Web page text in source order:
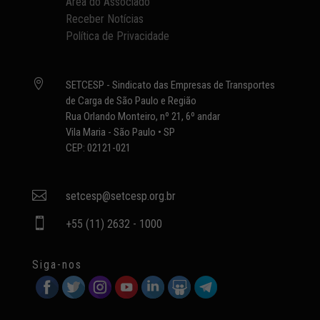
Receber Notícias
Política de Privacidade

SETCESP - Sindicato das Empresas de Transportes
de Carga de São Paulo e Região
Rua Orlando Monteiro, nº 21, 6º andar
Vila Maria - São Paulo • SP
CEP: 02121-021
 setcesp@setcesp.org.br
 +55 (11) 2632 - 1000
Siga-nos